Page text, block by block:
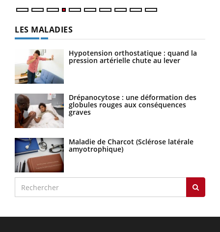
LES MALADIES
Hypotension orthostatique : quand la
pression artérielle chute au lever
Drépanocytose : une déformation des
globules rouges aux conséquences
graves
Maladie de Charcot (Sclérose latérale
amyotrophique)